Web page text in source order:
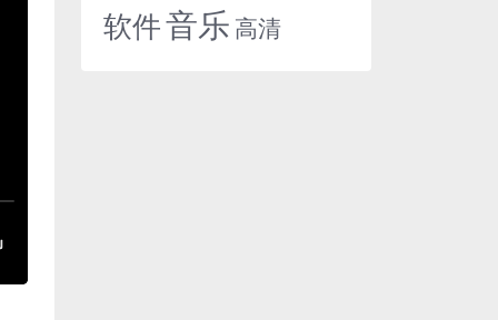
软件音乐 高清